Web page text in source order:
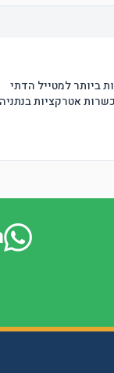
ביותר למטייל הדתי
אטרקציות